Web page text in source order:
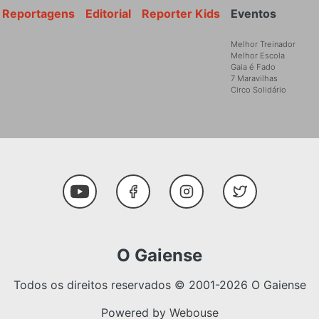
Eventos
Melhor Treinador
Melhor Escola
Gaia é Fado
7 Maravilhas
Circo Solidário
Reporter Kids
Editorial
Reportagens
Social Media
Youtube FacebookInstagramTwitter
O Gaiense
Todos os direitos reservados © 2001-2026 O Gaiense
Powered by Webouse